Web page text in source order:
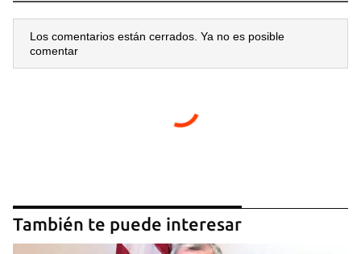
Los comentarios están cerrados. Ya no es posible
comentar
También te puede interesar